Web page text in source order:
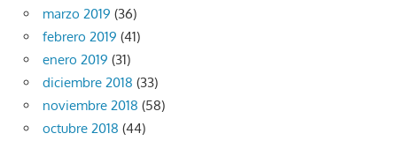
marzo 2019 (36)
febrero 2019 (41)
enero 2019 (31)
diciembre 2018 (33)
noviembre 2018 (58)
octubre 2018 (44)